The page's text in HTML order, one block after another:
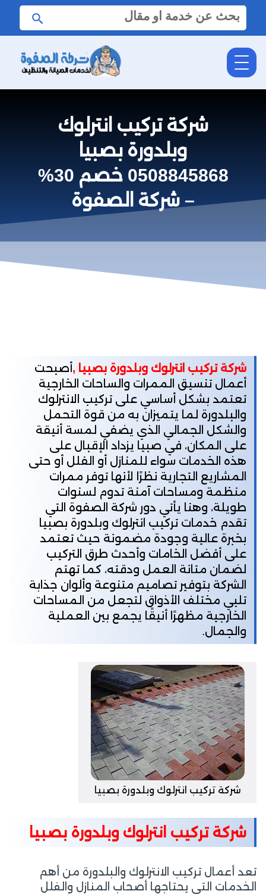
البحث
عن:
شركة تركيب انترلوك
وبلدورة بصبيا
0508845868 خصم 30%
– شركة الصفوة
شركة تركيب انترلوك وبلدورة بصبيا ,أصبحت
أعمال تنسيق الممرات والساحات الخارجية
تعتمد بشكل أساسي على تركيب الانترلوك
والبلدورة لما يتميزان به من قوة التحمل
والشكل الجمالي الذي يضفي لمسة أنيقة
على المكان، في صبيا يزداد الإقبال على
هذه الخدمات سواء للمنازل أو الفلل أو حتى
المشاريع التجارية نظرًا لأنها توفر ممرات
منظمة ومساحات آمنة تدوم لسنوات
طويلة، وهنا يأتي دور شركة الصفوة التي
تقدم خدمات تركيب انترلوك وبلدورة بصبيا
بخبرة عالية وجودة مضمونة حيث تعتمد
على أفضل الخامات وأحدث طرق التركيب
لضمان متانة العمل ودقته، كما تهتم
الشركة بتوفير تصاميم متنوعة وألوان جذابة
تلبي مختلف الأذواق لتجعل من المساحات
الخارجية مظهرًا أنيقًا يجمع بين العملية
والجمال.
شركة تركيب انترلوك وبلدورة بصبيا
شركة تركيب انترلوك وبلدورة بصبيا
تعد أعمال تركيب الانترلوك والبلدورة من أهم
الخدمات التي يحتاجها أصحاب المنازل والفلل